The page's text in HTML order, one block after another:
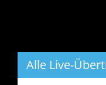
Alle Live-